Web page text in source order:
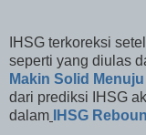
IHSG terkoreksi
seperti yang diulas
Makin Solid
dari prediksi IHSG
dalam
IHSG